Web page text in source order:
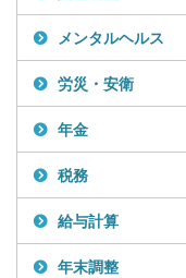
メンタルヘルス
労災・安衛
年金
税務
給与計算
年末調整